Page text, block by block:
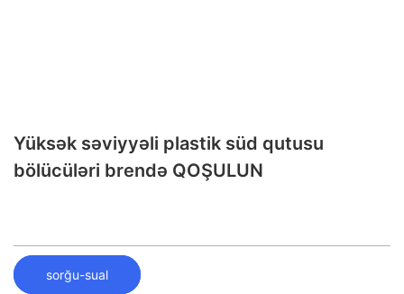
Yüksək səviyyəli plastik süd qutusu
bölücüləri brendə QOŞULUN
sorğu-sual